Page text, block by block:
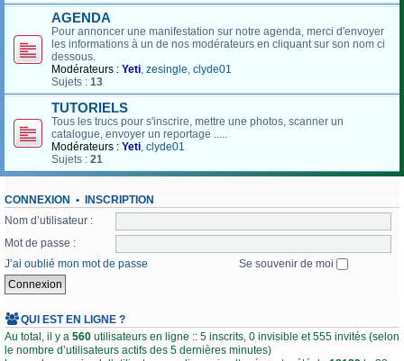
AGENDA
Pour annoncer une manifestation sur notre agenda, merci d'envoyer
les informations à un de nos modérateurs en cliquant sur son nom ci
dessous.
Modérateurs : Yeti, zesingle, clyde01
Sujets : 13
TUTORIELS
Tous les trucs pour s'inscrire, mettre une photos, scanner un
catalogue, envoyer un reportage .....
Modérateurs : Yeti, clyde01
Sujets : 21
CONNEXION • INSCRIPTION
Nom d’utilisateur :
Mot de passe :
J’ai oublié mon mot de passe
Se souvenir de moi
QUI EST EN LIGNE ?
Au total, il y a 560 utilisateurs en ligne :: 5 inscrits, 0 invisible et 555 invités (selon
le nombre d’utilisateurs actifs des 5 dernières minutes)